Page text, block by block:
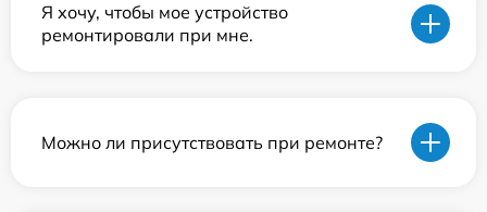
Я хочу, чтобы мое устройство
ремонтировали при мне.
Можно ли присутствовать при ремонте?